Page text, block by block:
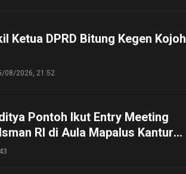
Ketua DPRD Bitung Kegen Kojoh
08/2026, 21:52
Pontoh Ikut Entry Meeting
RI di Aula Mapalus Kantur